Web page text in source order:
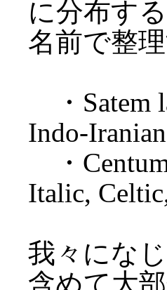
に分布す
名前で整
・Satem
Indo-Iranian
・Centum
Italic,
我々にな
含めて大